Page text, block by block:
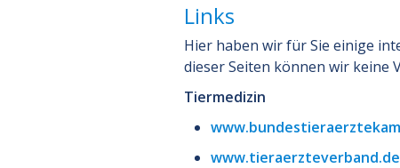
Links
Hier haben wir für Sie einige
dieser Seiten können wir keine
Tiermedizin
www.tieraerzteverband.de